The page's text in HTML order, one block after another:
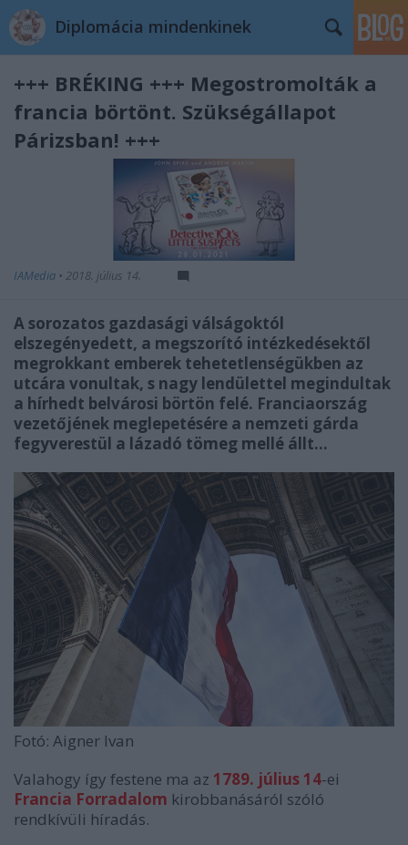
Diplomácia mindenkinek
+++ BRÉKING +++ Megostromolták a
francia börtönt. Szükségállapot
Párizsban! +++
IAMedia • 2018. július 14.
A sorozatos gazdasági válságoktól
elszegényedett, a megszorító intézkedésektől
megrokkant emberek tehetetlenségükben az
utcára vonultak, s nagy lendülettel megindultak
a hírhedt belvárosi börtön felé. Franciaország
vezetőjének meglepetésére a nemzeti gárda
fegyverestül a lázadó tömeg mellé állt…
Fotó: Aigner Ivan
Valahogy így festene ma az 1789. július 14-ei
Francia Forradalom kirobbanásáról szóló
rendkívüli híradás.